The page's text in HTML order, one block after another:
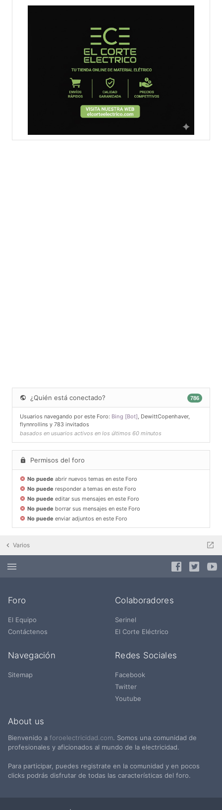
¿Quién está conectado? 786
Usuarios navegando por este Foro: Bing [Bot], DewittCopenhaver,
flynnrollins y 783 invitados
basados en usuarios activos en los últimos 60 minutos
Permisos del foro
No puede abrir nuevos temas en este Foro
No puede responder a temas en este Foro
No puede editar sus mensajes en este Foro
No puede borrar sus mensajes en este Foro
No puede enviar adjuntos en este Foro
Varios
Foro
El Equipo
Contáctenos
Colaboradores
Serinel
El Corte Eléctrico
Navegación
Sitemap
Redes Sociales
Facebook
Twitter
Youtube
About us
Bienvenido a foroelectricidad.com. Somos una comunidad de
profesionales y aficionados al mundo de la electricidad.
Para participar, puedes registrate en la comunidad y en pocos
clicks podrás disfrutar de todas las características del foro.